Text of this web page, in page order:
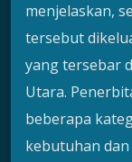
menjelaskan,
tersebut
yang tersebar
Utara.
beberapa
kebutuhan